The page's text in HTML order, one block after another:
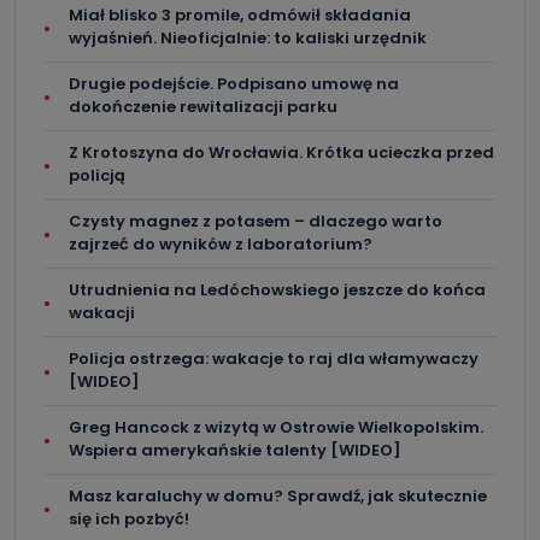
negatywnymi konsekwencjami. Cofnięcia zgody można
dokonać w dowolny, wybrany sposób (e-mail, poczta
tradycyjna) tak, aby dotarła do wiadomości Telewizji
Wielkopolski (63-400) przy ul. Wolności 19.
Kiedy i komu możemy przekazać
Państwa dane?
Telewizja Kablowa Pro-Art z siedzibą w miejscowości
przekazuje Państwa danych osobowych podmiotom
trzecim, jak również nie są one wykorzystywane w
procesach zautomatyzowanego profilowania.
Co mogą Państwo zrobić z
przekazanymi nam danymi?
Po wyrażeniu zgody na przetwarzanie danych osobowych,
mają Państwo prawo do żądania od Telewizji Kablowa
400) przy ul. Wolności 19 dostępu do danych osobowych
dotyczących Państwa oraz uzyskania ich kopii, a także
żądania ich sprostowania, usunięcia danych,
Miał blisko 3 promile, odmówił składania
wyjaśnień. Nieoficjalnie: to kaliski urzędnik
Drugie podejście. Podpisano umowę na
dokończenie rewitalizacji parku
Z Krotoszyna do Wrocławia. Krótka ucieczka przed
policją
Czysty magnez z potasem – dlaczego warto
zajrzeć do wyników z laboratorium?
Utrudnienia na Ledóchowskiego jeszcze do końca
wakacji
Policja ostrzega: wakacje to raj dla włamywaczy
[WIDEO]
Greg Hancock z wizytą w Ostrowie Wielkopolskim.
Wspiera amerykańskie talenty [WIDEO]
Masz karaluchy w domu? Sprawdź, jak skutecznie
się ich pozbyć!